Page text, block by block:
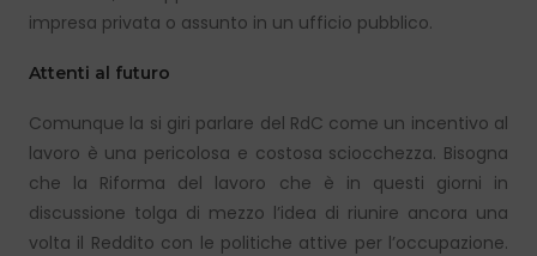
impresa privata o assunto in un ufficio pubblico.
Attenti al futuro
Comunque la si giri parlare del RdC come un incentivo al
lavoro è una pericolosa e costosa sciocchezza. Bisogna
che la Riforma del lavoro che è in questi giorni in
discussione tolga di mezzo l’idea di riunire ancora una
volta il Reddito con le politiche attive per l’occupazione.